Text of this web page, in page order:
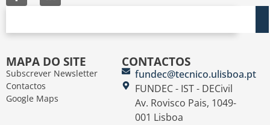
MAPA DO SITE
Subscrever Newsletter
Contactos
Google Maps
CONTACTOS
fundec@tecnico.ulisboa.pt
FUNDEC - IST - DECivil
Av. Rovisco Pais, 1049-
001 Lisboa